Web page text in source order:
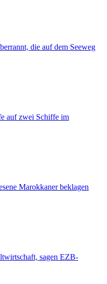
die auf dem Seeweg
auf zwei Schiffe im
Marokkaner beklagen
sagen EZB-